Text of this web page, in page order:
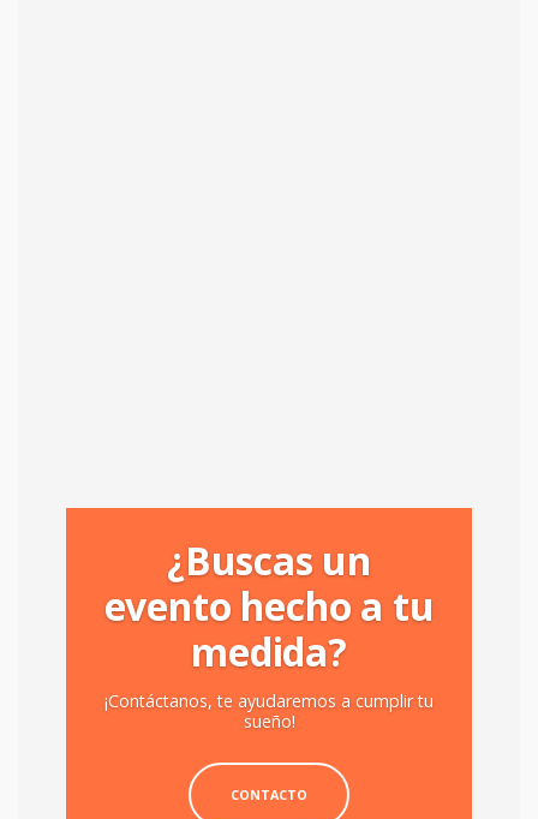
¿Buscas un
evento hecho a tu
medida?
¡Contáctanos, te ayudaremos a cumplir tu
sueño!
CONTACTO